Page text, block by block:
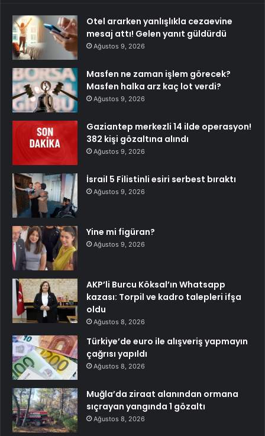
Otel ararken yanlışlıkla cezaevine
mesaj attı! Gelen yanıt güldürdü
Ağustos 9, 2026
Masfen ne zaman işlem görecek?
Masfen halka arz kaç lot verdi?
Ağustos 9, 2026
Gaziantep merkezli 14 ilde operasyon!
382 kişi gözaltına alındı
Ağustos 9, 2026
İsrail 5 Filistinli esiri serbest bıraktı
Ağustos 9, 2026
Yine mi figüran?
Ağustos 9, 2026
AKP’li Burcu Köksal’ın Whatsapp
kazası: Torpil ve kadro talepleri ifşa
oldu
Ağustos 8, 2026
Türkiye’de euro ile alışveriş yapmayın
çağrısı yapıldı
Ağustos 8, 2026
Muğla’da ziraat alanından ormana
sıçrayan yangında 1 gözaltı
Ağustos 8, 2026